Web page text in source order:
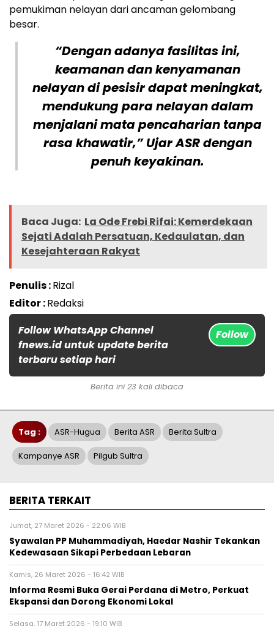
pemukiman nelayan dari ancaman gelombang
besar.
“Dengan adanya fasilitas ini,
keamanan dan kenyamanan
nelayan di pesisir dapat meningkat,
mendukung para nelayan dalam
menjalani mata pencaharian tanpa
rasa khawatir,” Ujar ASR dengan
penuh keyakinan.
Baca Juga: La Ode Frebi Rifai: Kemerdekaan
Sejati Adalah Persatuan, Kedaulatan, dan
Kesejahteraan Rakyat
Penulis :Rizal
Editor :Redaksi
Follow WhatsApp Channel
fnews.id untuk update berita
terbaru setiap hari
Follow
Berita ini 23 kali dibaca
Tag : ASR-Hugua Berita ASR Berita Sultra
Kampanye ASR Pilgub Sultra
BERITA TERKAIT
Jumat, 27 Maret 2026 - 22:06 WIB
Syawalan PP Muhammadiyah, Haedar Nashir Tekankan
Kedewasaan Sikapi Perbedaan Lebaran
Kamis, 26 Maret 2026 - 16:42 WIB
Informa Resmi Buka Gerai Perdana di Metro, Perkuat
Ekspansi dan Dorong Ekonomi Lokal
Selasa, 17 Maret 2026 - 19:10 WIB